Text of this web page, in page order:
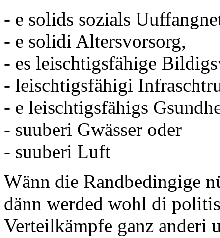
- e solids sozials
- e solidi Altersvorsorg,
- es leischtigsfähige
- leischtigsfähigi
- e leischtigsfähigs
- suuberi Gwässer oder
- suuberi Luft
Wänn die Randbedingige
dänn werded wohl di
Verteilkämpfe ganz anderi